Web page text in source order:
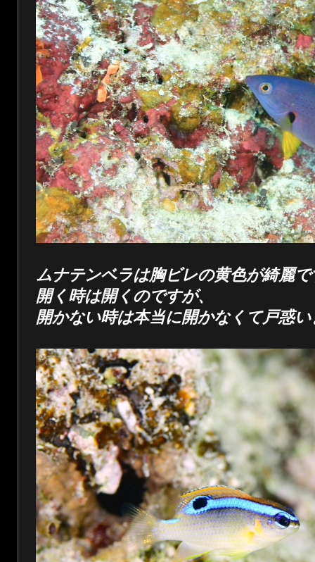
ムナテンベラは胸ビレの黄色が綺麗で
開く時は開くのですが、
開かない時は本当に開かなくて戸惑